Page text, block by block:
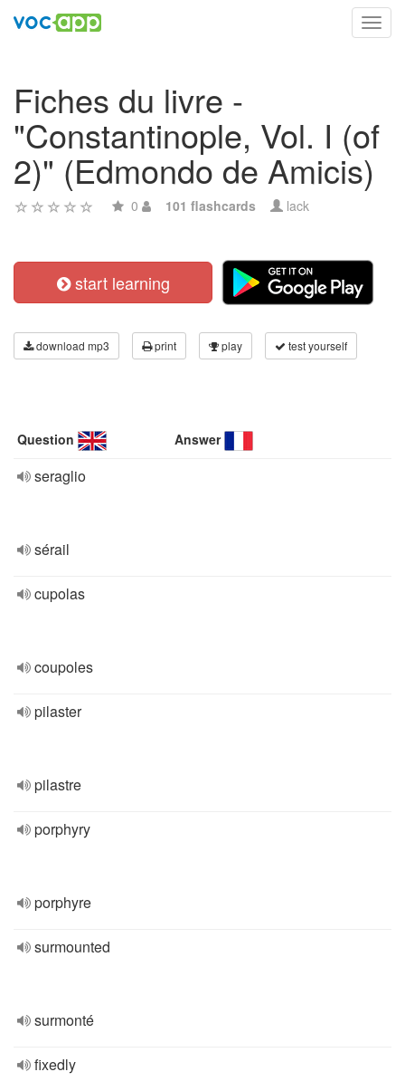
Fiches du livre -
"Constantinople, Vol. I (of
2)" (Edmondo de Amicis)
0 101 flashcards lack
start learning
download mp3 print play test yourself
Question Answer
seraglio
sérail
cupolas
coupoles
pilaster
pilastre
porphyry
porphyre
surmounted
surmonté
fixedly